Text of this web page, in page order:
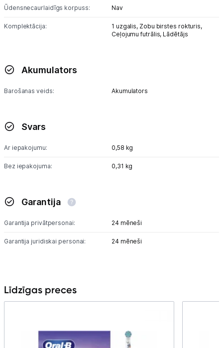
Tet pakalpojumi
Informācija
Ūdensnecaurlaidīgs korpuss: Nav
Komplektācija: 1 uzgalis, Zobu birstes rokturis,
Ceļojumu futrālis, Lādētājs
Akumulators
Barošanas veids: Akumulators
Svars
Ar iepakojumu: 0,58 kg
Bez iepakojuma: 0,31 kg
Garantija
Garantija privātpersonai: 24 mēneši
Garantija juridiskai personai: 24 mēneši
Līdzīgas preces